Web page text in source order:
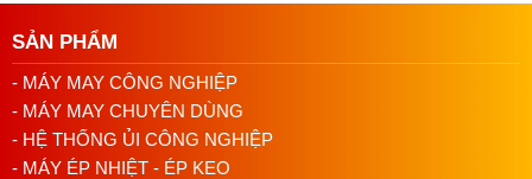
SẢN PHẨM
- MÁY MAY CÔNG NGHIỆP
- MÁY MAY CHUYÊN DÙNG
- HỆ THỐNG ỦI CÔNG NGHIỆP
- MÁY ÉP NHIỆT - ÉP KEO